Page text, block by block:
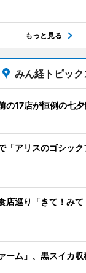
もっと見る
みん経トピック
の17店が恒例の七
「アリスのゴシッ
店巡り「きて！み
ーム」、黒スイカ